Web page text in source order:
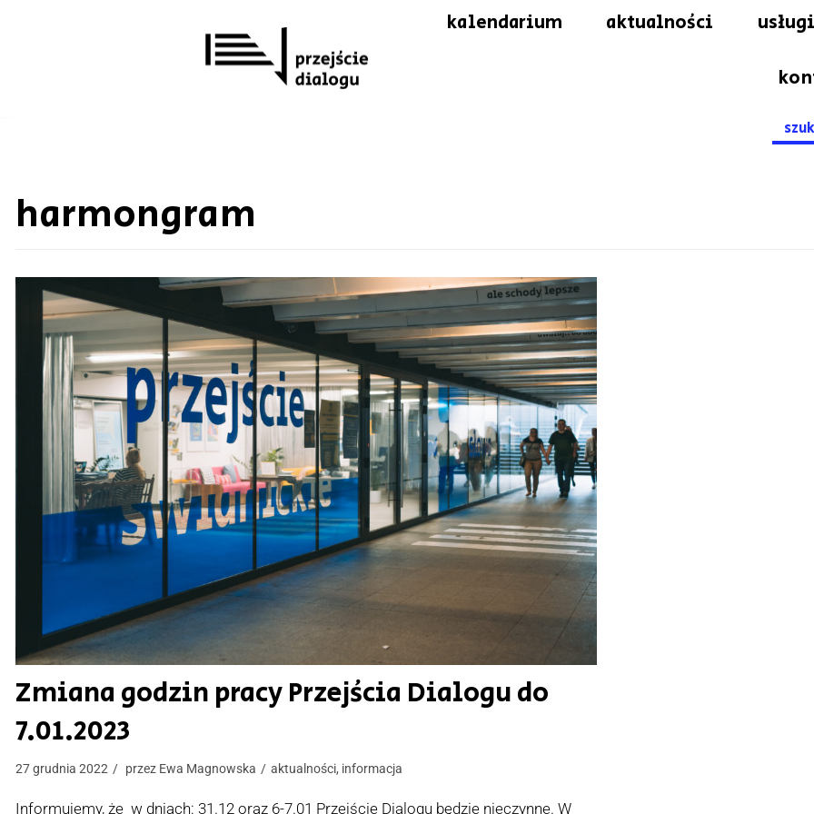
kalendarium aktualności
for:
harmongram
Zmiana godzin pracy Przejścia Dialogu do
7.01.2023
27 grudnia 2022 przez Ewa Magnowska aktualności, informacja
Informujemy, że w dniach: 31.12 oraz 6-7.01 Przejście Dialogu będzie nieczynne. W